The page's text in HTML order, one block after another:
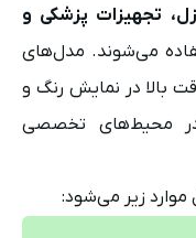
تجهیزات پزشکی و
می‌شوند. مدل‌های
بالا در نمایش رنگ و
در محیط‌های تخصصی
موارد زیر می‌شود: